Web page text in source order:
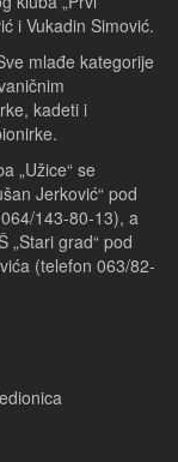
i Vukadin Simović.
mlađe kategorije
kadeti i
„Užice“ se
Jerković“ pod
143-80-13), a
„Stari grad“ pod
(telefon 063/82-